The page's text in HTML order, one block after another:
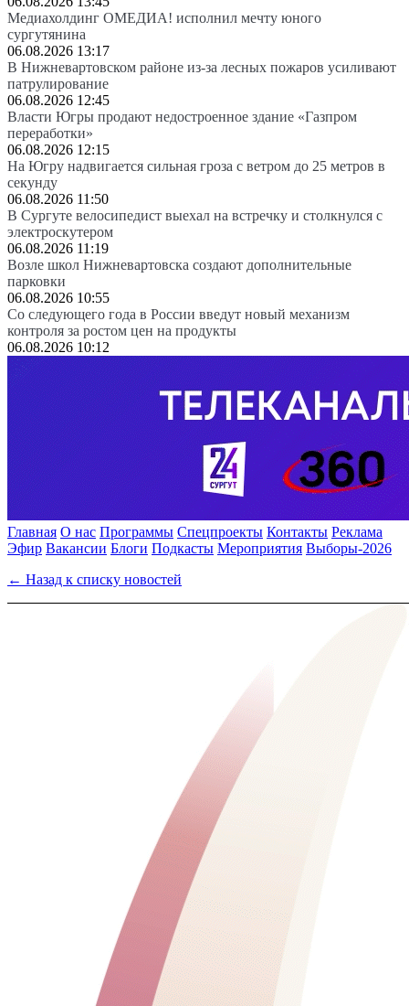
Медиахолдинг ОМЕДИА! исполнил мечту юного
сургутянина
06.08.2026 13:17
В Нижневартовском районе из-за лесных пожаров усиливают
патрулирование
06.08.2026 12:45
Власти Югры продают недостроенное здание «Газпром
переработки»
06.08.2026 12:15
На Югру надвигается сильная гроза с ветром до 25 метров в
секунду
06.08.2026 11:50
В Сургуте велосипедист выехал на встречку и столкнулся с
электроскутером
06.08.2026 11:19
Возле школ Нижневартовска создают дополнительные
парковки
06.08.2026 10:55
Со следующего года в России введут новый механизм
контроля за ростом цен на продукты
06.08.2026 10:12
Главная О нас Программы Спецпроекты Контакты Реклама
Эфир Вакансии Блоги Подкасты Мероприятия Выборы-2026
← Назад к списку новостей